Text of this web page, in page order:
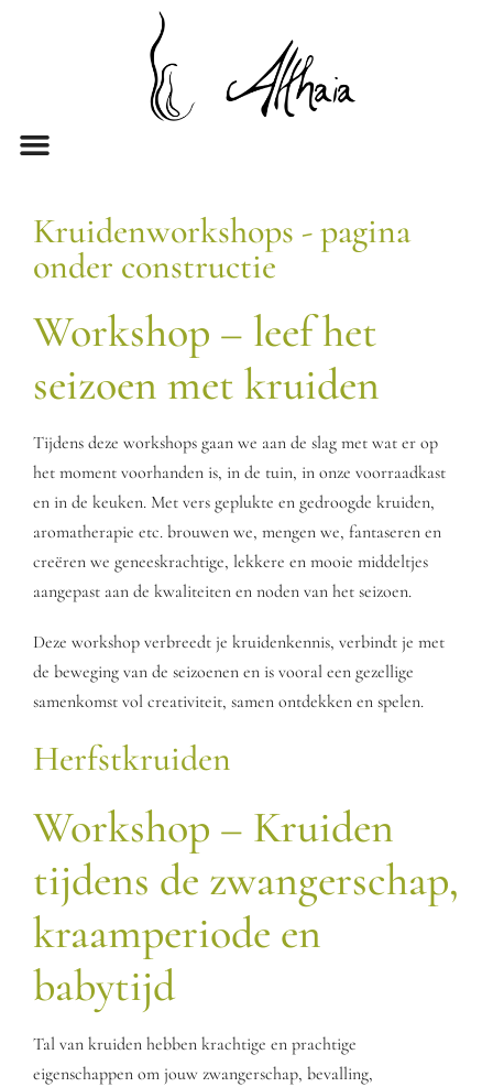
Kruidenworkshops - pagina
onder constructie
Workshop – leef het
seizoen met kruiden
Tijdens deze workshops gaan we aan de slag met wat er op
het moment voorhanden is, in de tuin, in onze voorraadkast
en in de keuken. Met vers geplukte en gedroogde kruiden,
aromatherapie etc. brouwen we, mengen we, fantaseren en
creëren we geneeskrachtige, lekkere en mooie middeltjes
aangepast aan de kwaliteiten en noden van het seizoen.
Deze workshop verbreedt je kruidenkennis, verbindt je met
de beweging van de seizoenen en is vooral een gezellige
samenkomst vol creativiteit, samen ontdekken en spelen.
Herfstkruiden
Workshop – Kruiden
tijdens de zwangerschap,
kraamperiode en
babytijd
Tal van kruiden hebben krachtige en prachtige
eigenschappen om jouw zwangerschap, bevalling,